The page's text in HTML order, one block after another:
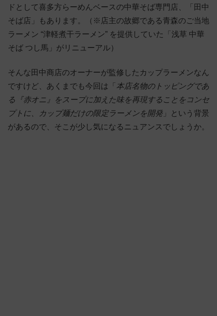
ドとして喜多方らーめんベースの中華そば専門店、「田中
そば店」もあります。（※店主の故郷である青森のご当地
ラーメン “津軽煮干ラーメン” を提供していた「浅草 中華
そば つし馬」がリニューアル）
そんな田中商店のオーナーが監修したカップラーメンなん
ですけど、あくまでも今回は「 本店名物のトッピングであ
る『赤オニ』をスープに加えた味を再現することをコンセ
プトに、カップ麺だけの限定ラーメンを開発 」という背景
があるので、そこが少し気になるニュアンスでしょうか。